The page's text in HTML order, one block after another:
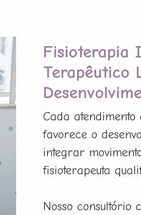
Fisioterapia
Terapêutico
Cada
favorece o
integrar
fisioterapeuta
Nosso consultório